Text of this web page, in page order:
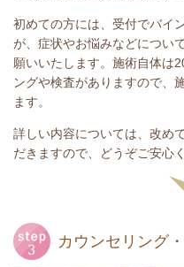
初めての方には、受付でバイ
が、症状やお悩みなどについ
願いいたします。施術自体は
ングや検査がありますので、
ます。
詳しい内容については、改め
だきますので、どうぞご安心
カウンセリング